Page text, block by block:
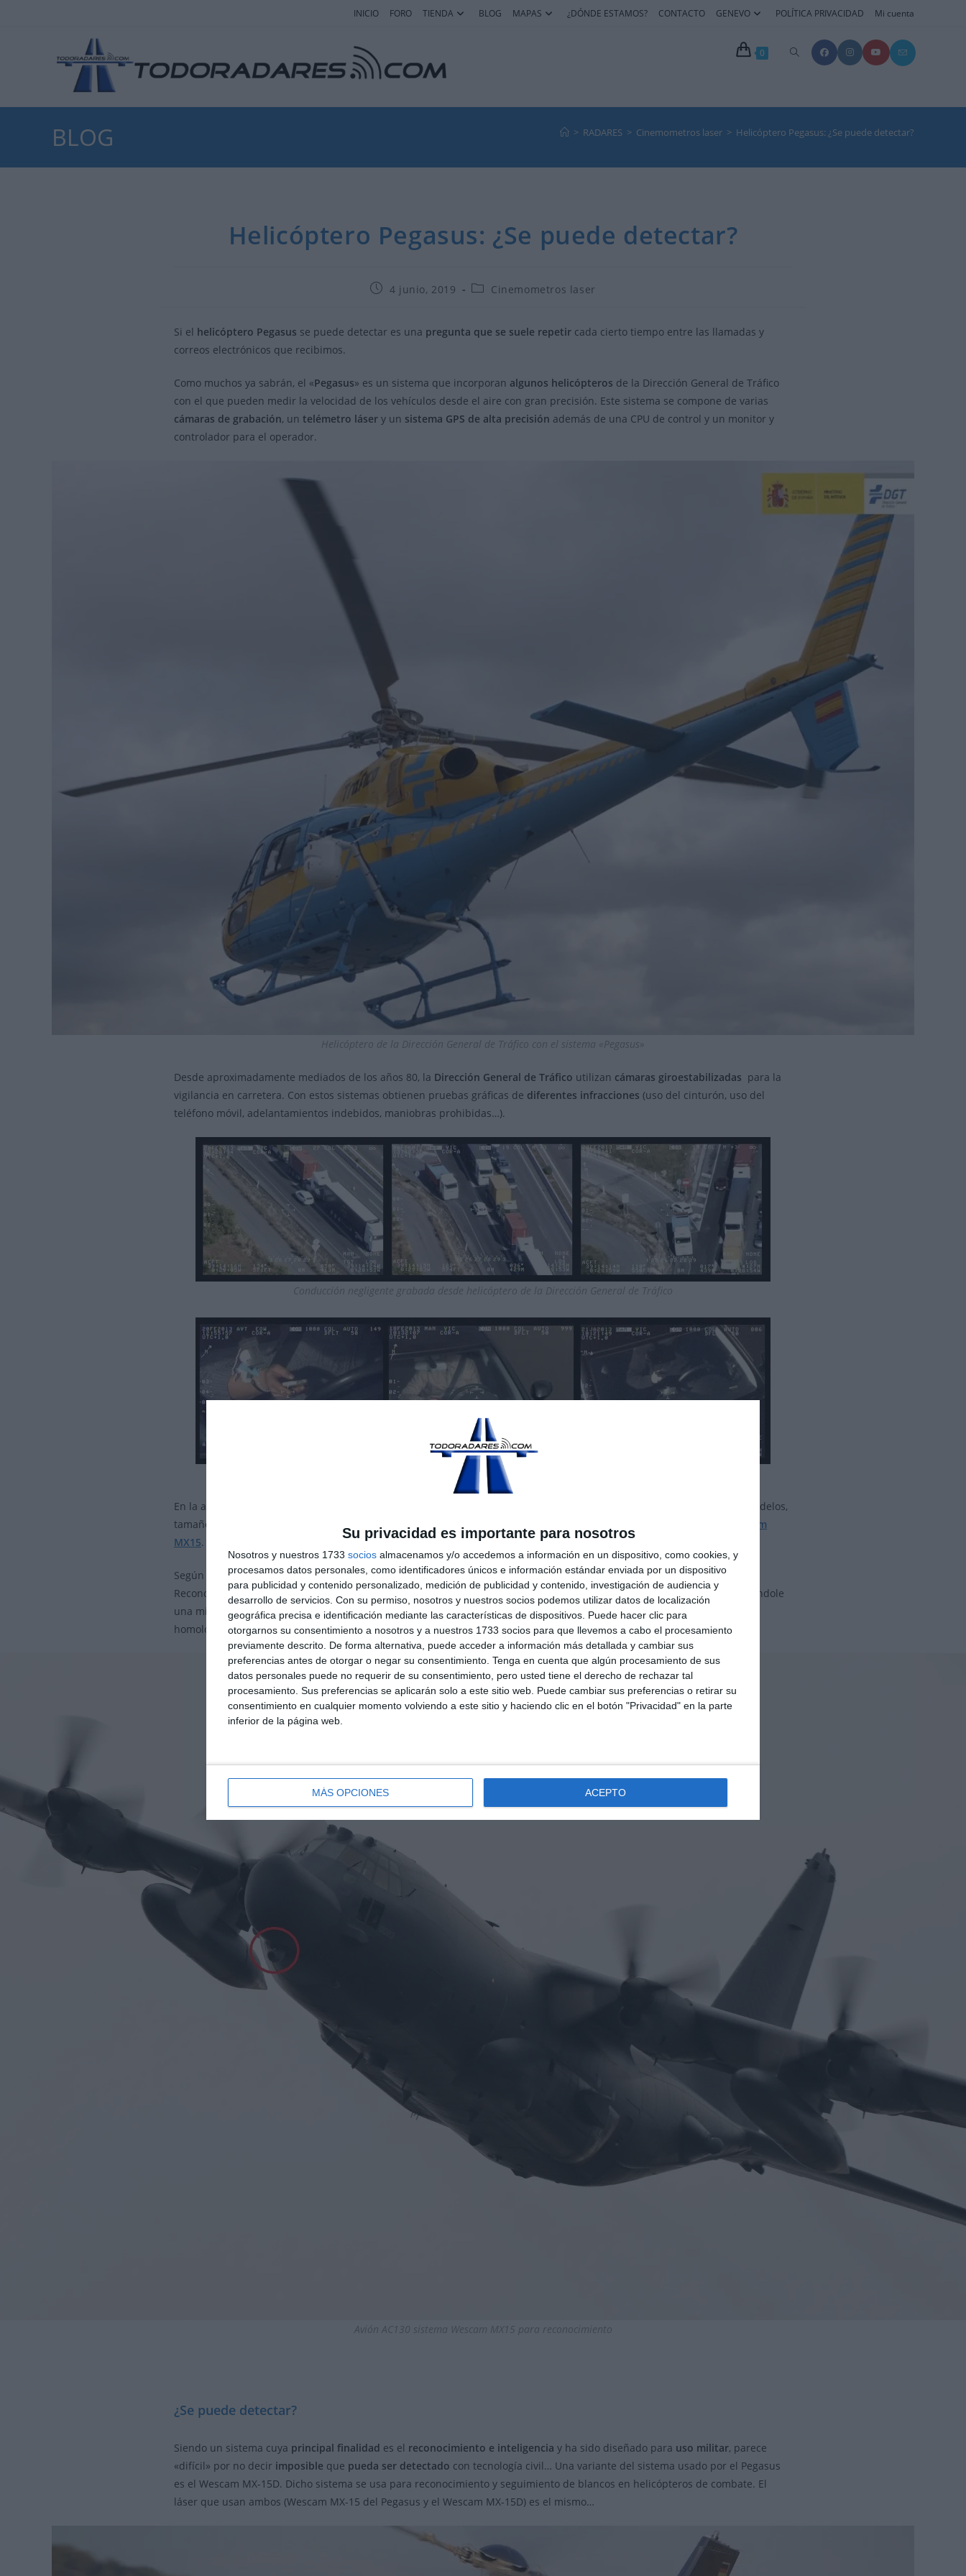
Su privacidad es importante para nosotros
Nosotros y nuestros 1733 socios almacenamos y/o accedemos a información en un dispositivo, como cookies, y
procesamos datos personales, como identificadores únicos e información estándar enviada por un dispositivo
para publicidad y contenido personalizado, medición de publicidad y contenido, investigación de audiencia y
desarrollo de servicios. Con su permiso, nosotros y nuestros socios podemos utilizar datos de localización
geográfica precisa e identificación mediante las características de dispositivos. Puede hacer clic para
otorgarnos su consentimiento a nosotros y a nuestros 1733 socios para que llevemos a cabo el procesamiento
previamente descrito. De forma alternativa, puede acceder a información más detallada y cambiar sus
preferencias antes de otorgar o negar su consentimiento. Tenga en cuenta que algún procesamiento de sus
datos personales puede no requerir de su consentimiento, pero usted tiene el derecho de rechazar tal
procesamiento. Sus preferencias se aplicarán solo a este sitio web. Puede cambiar sus preferencias o retirar su
consentimiento en cualquier momento volviendo a este sitio y haciendo clic en el botón "Privacidad" en la parte
inferior de la página web.
MÁS OPCIONES ACEPTO
INICIO FORO TIENDA BLOG MAPAS ¿DÓNDE ESTAMOS? CONTACTO GENEVO POLÍTICA PRIVACIDAD Mi cuenta
0 Alternar
BLOG > RADARES > Cinemometros laser > Helicóptero Pegasus: ¿Se puede detectar?
Helicóptero Pegasus: ¿Se puede detectar?
Publicación
entrada:
4 junio, 2019
Categoría
entrada:
Cinemometros laser
Si el helicóptero Pegasus se puede detectar es una pregunta que se suele repetir cada cierto tiempo entre las llamadas y
correos electrónicos que recibimos.
Como muchos ya sabrán, el «Pegasus» es un sistema que incorporan algunos helicópteros de la Dirección General de Tráfico
con el que pueden medir la velocidad de los vehículos desde el aire con gran precisión. Este sistema se compone de varias
cámaras de grabación, un telémetro láser y un sistema GPS de alta precisión además de una CPU de control y un monitor y
controlador para el operador.
Helicóptero de la Dirección General de Tráfico con el sistema «Pegasus»
Desde aproximadamente mediados de los años 80, la Dirección General de Tráfico utilizan cámaras giroestabilizadas para la
vigilancia en carretera. Con estos sistemas obtienen pruebas gráficas de diferentes infracciones (uso del cinturón, uso del
teléfono móvil, adelantamientos indebidos, maniobras prohibidas…).
Conducción negligente grabada desde helicóptero de la Dirección General de Tráfico
Uso de teléfono móvil conduciendo
En la actualidad, todas las cámaras instaladas en los helicóptero de la DGT son fabricadas por
(diferentes modelos,
tamaños y funcionalidades). El modelo de cámara giroestabilizada que puede incorporar el
Wescam
MX15.
Según el fabricante, este modelo de cámara estáespecialmente destinadoamisiones ISR(Inteligencia, Supervivencia y
Reconocimiento) ymisiones SAR(Salvamento). Sin embargo, laDGT ha dado una vuelta más de tuercaal sistema añadiéndole
una misión más:Control de velocidad. Esta nueva función es pionera a nivel internacional y cuenta con la necesaria
homologación por parte de la autoridad certificadora, el Centro Español de Metrología.
Avión AC130 sistema Wescam MX15 para reconocimiento
¿Se puede detectar?
Siendo un sistema cuya principal finalidad es el reconocimiento e inteligencia y ha sido diseñado para uso militar, parece
«difícil» por no decir imposible que pueda ser detectado con tecnología civil… Una variante del sistema usado por el Pegasus
es el Wescam MX-15D. Dicho sistema se usa para reconocimiento y seguimiento de blancos en helicópteros de combate. El
láser que usan ambos (Wescam MX-15 del Pegasus y el Wescam MX-15D) es el mismo…